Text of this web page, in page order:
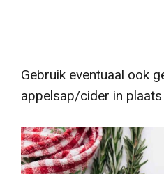
Gebruik eventuaal ook
appelsap/cider in plaats